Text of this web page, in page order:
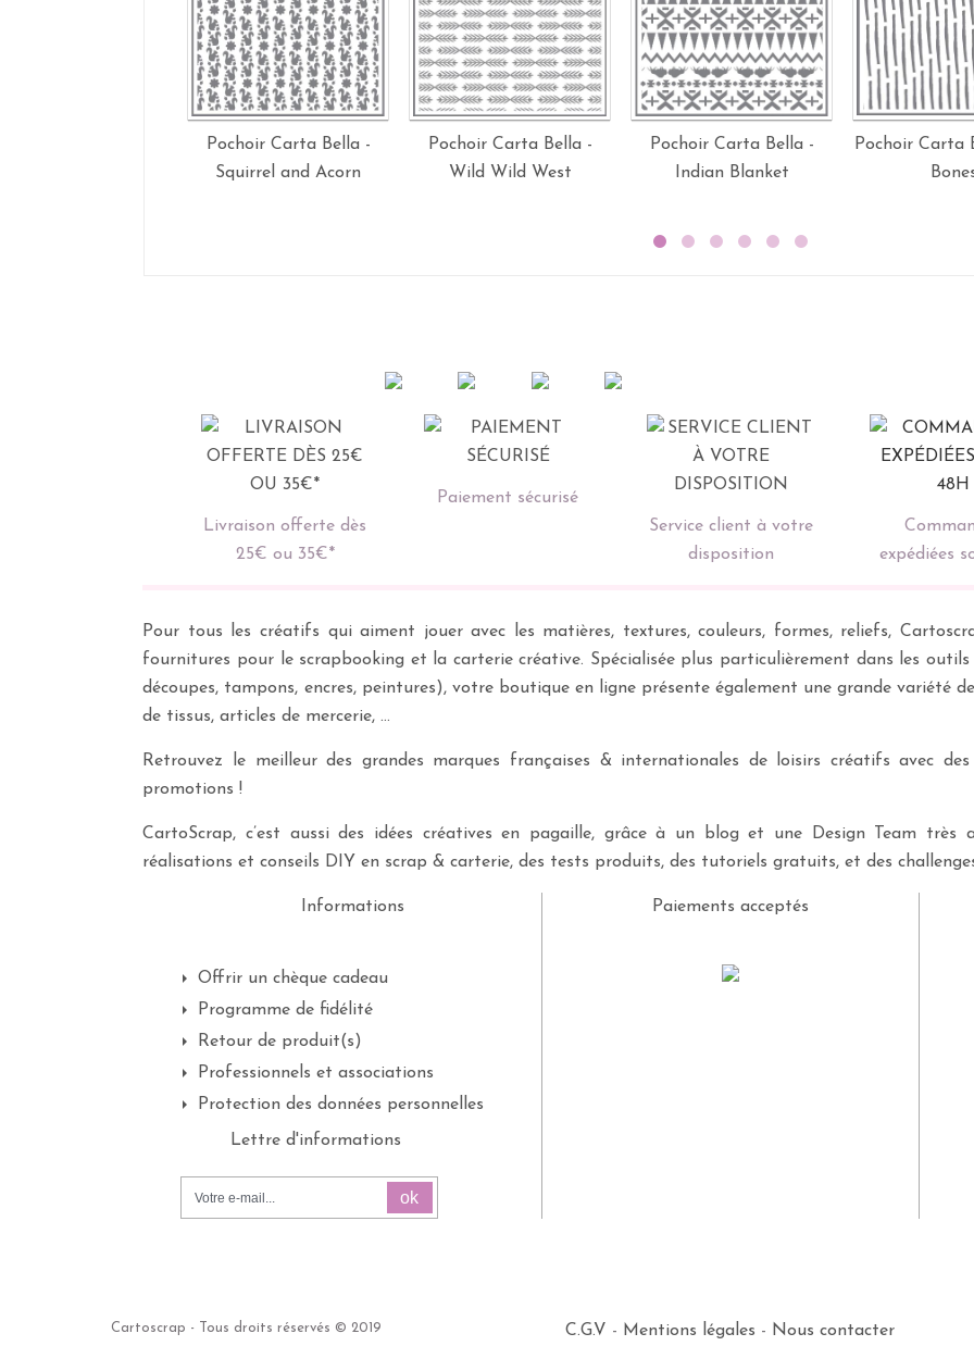
Pochoir Carta Bella -
Squirrel and Acorn
Pochoir Carta Bella -
Wild Wild West
Pochoir Carta Bella -
Indian Blanket
Pochoir Carta
Livraison offerte dès
25€ ou 35€*
Paiement sécurisé
Service client à votre
disposition
expédiées
Pour tous les créatifs qui aiment jouer avec les matières, textures, couleurs, formes, reliefs,
fournitures pour le scrapbooking et la carterie créative. Spécialisée plus particulièrement dans les
découpes, tampons, encres, peintures), votre boutique en ligne présente également une grande variété
de tissus, articles de mercerie, …
Retrouvez le meilleur des grandes marques françaises & internationales de loisirs créatifs avec
promotions !
CartoScrap, c’est aussi des idées créatives en pagaille, grâce à un blog et une Design Team très
réalisations et conseils DIY en scrap & carterie, des tests produits, des tutoriels gratuits, et des
Informations
Offrir un chèque cadeau
Programme de fidélité
Retour de produit(s)
Professionnels et associations
Protection des données personnelles
Paiements acceptés
Lettre d'informations
ok
Cartoscrap - Tous droits réservés © 2019 C.G.V - Mentions légales - Nous contacter